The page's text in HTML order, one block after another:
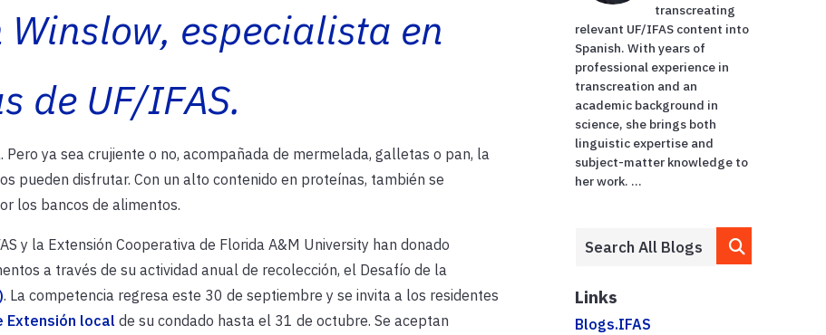
Winslow, especialista en
de UF/IFAS.
ya sea crujiente o no, acompañada de mermelada, galletas o pan, la
pueden disfrutar. Con un alto contenido en proteínas, también se
los bancos de alimentos.
y la Extensión Cooperativa de Florida A&M University han donado
a través de su actividad anual de recolección, el Desafío de la
. La competencia regresa este 30 de septiembre y se invita a los residentes
Extensión local de su condado hasta el 31 de octubre. Se aceptan
transcreating
relevant UF/IFAS content into
Spanish. With years of
professional experience in
transcreation and an
academic background in
science, she brings both
linguistic expertise and
subject-matter knowledge to
her work. ...
Links
Blogs.IFAS